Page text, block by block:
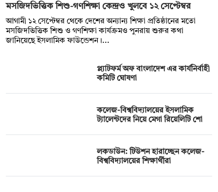
মসজিদভিত্তিক শিশু-গণশিক্ষা কেন্দ্রও খুলবে ১২ সেপ্টেম্বর
আগামী ১২ সেপ্টেম্বর থেকে দেশের অন্যান্য শিক্ষা প্রতিষ্ঠানের মতো
মসজিদভিত্তিক শিশু ও গণশিক্ষা কার্যক্রমও পুনরায় শুরুর কথা
জানিয়েছে ইসলামিক ফাউন্ডেশন।...
প্ল্যাটফর্ম অফ বাংলাদেশ এর কার্যনির্বাহী
কমিটি ঘোষণা
কলেজ-বিশ্ববিদ্যালয়ের ইসলামিক
ট্যালেন্টদের নিয়ে মেগা রিয়েলিটি শো
লকডাউন: টিউশন হারাচ্ছেন কলেজ-
বিশ্ববিদ্যালয়ের শিক্ষার্থীরা